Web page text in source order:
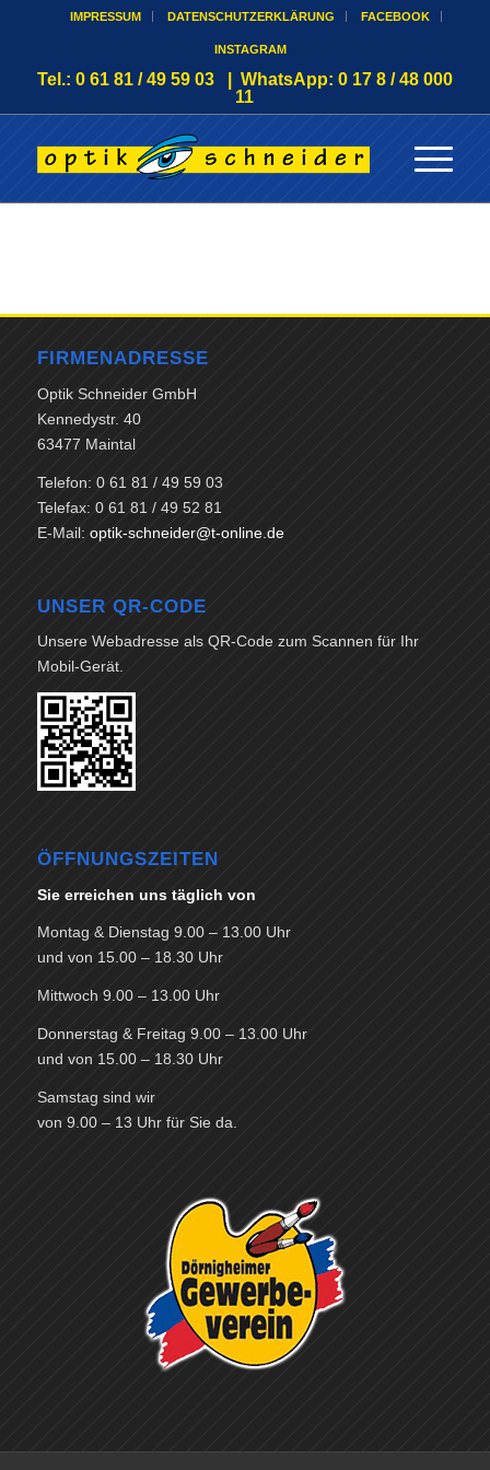
IMPRESSUM DATENSCHUTZERKLÄRUNG FACEBOOK
INSTAGRAM
Tel.: 0 61 81 / 49 59 03 | WhatsApp: 0 17 8 / 48 000
11
FIRMENADRESSE
Optik Schneider GmbH
Kennedystr. 40
63477 Maintal
Telefon: 0 61 81 / 49 59 03
Telefax: 0 61 81 / 49 52 81
E-Mail: optik-schneider@t-online.de
UNSER QR-CODE
Unsere Webadresse als QR-Code zum Scannen für Ihr
Mobil-Gerät.
ÖFFNUNGSZEITEN
Sie erreichen uns täglich von
Montag & Dienstag 9.00 – 13.00 Uhr
und von 15.00 – 18.30 Uhr
Mittwoch 9.00 – 13.00 Uhr
Donnerstag & Freitag 9.00 – 13.00 Uhr
und von 15.00 – 18.30 Uhr
Samstag sind wir
von 9.00 – 13 Uhr für Sie da.